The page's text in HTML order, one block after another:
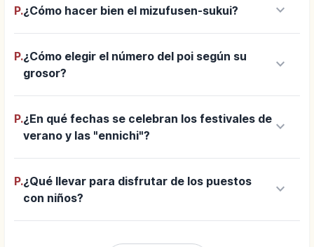
P.¿Cómo hacer bien el mizufusen-sukui? keyboard_arrow_down
P.¿Cómo elegir el número del poi según su
grosor?
keyboard_arrow_down
P.¿En qué fechas se celebran los festivales de
verano y las "ennichi"?
keyboard_arrow_down
P.¿Qué llevar para disfrutar de los puestos
con niños?
keyboard_arrow_down